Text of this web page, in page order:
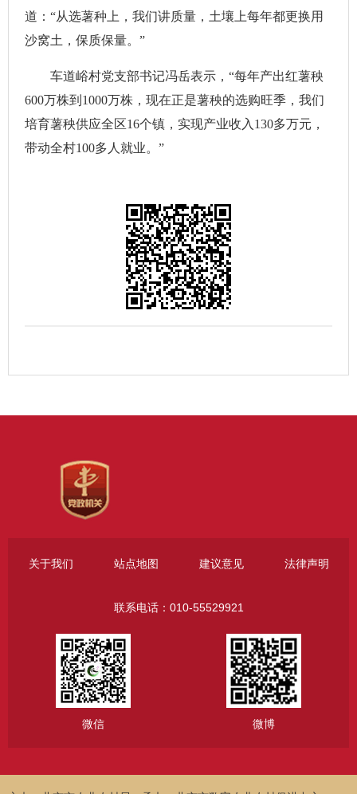
道：“从选薯种上，我们讲质量，土壤上每年都更换用
沙窝土，保质保量。”
车道峪村党支部书记冯岳表示，“每年产出红薯秧
600万株到1000万株，现在正是薯秧的选购旺季，我们
培育薯秧供应全区16个镇，实现产业收入130多万元，
带动全村100多人就业。”
关于我们 站点地图 建议意见 法律声明
联系电话：010-55529921
微信 微博